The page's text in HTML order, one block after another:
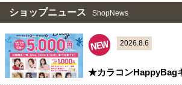
ショップニュース ShopNews
2026.8.6
★カラコンHappyBag